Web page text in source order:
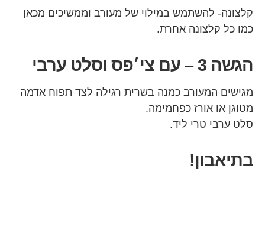
קלצונה- להשתמש במילוי של מעורב וממשיכים מכאן
כמו כל קלצונה אחרת.
הגשה 3 – עם צי׳פס וסלט ערבי
מגישים המעורב כמנה בשרית רגילה לצד תפוח אדמה
מטוגן או אורז כפחמימה.
סלט ערבי טרי ליד.
בתיאבון!